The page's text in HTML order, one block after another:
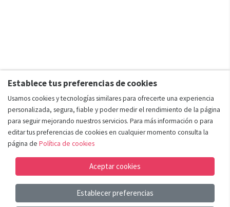
Establece tus preferencias de cookies
Usamos cookies y tecnologías similares para ofrecerte una experiencia
personalizada, segura, fiable y poder medir el rendimiento de la página
para seguir mejorando nuestros servicios. Para más información o para
editar tus preferencias de cookies en cualquier momento consulta la
página de Política de cookies
Aceptar cookies
Establecer preferencias